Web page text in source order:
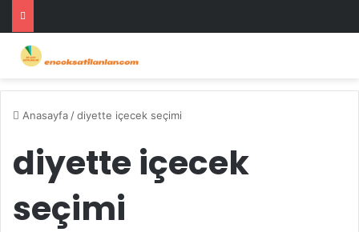
Anasayfa /diyette içecek seçimi
diyette içecek
seçimi